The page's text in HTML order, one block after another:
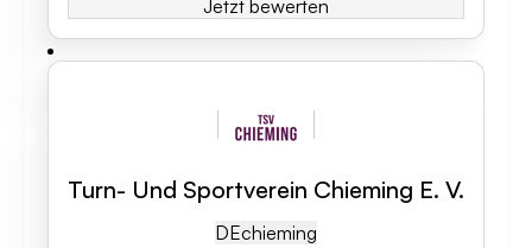
Jetzt bewerten
Turn- Und Sportverein Chieming E. V.
DEChieming